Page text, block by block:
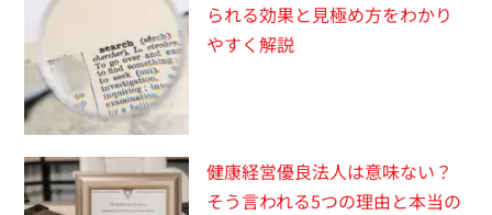
られる効果と見極め方をわかり
やすく解説
健康経営優良法人は意味ない？
そう言われる5つの理由と本当の